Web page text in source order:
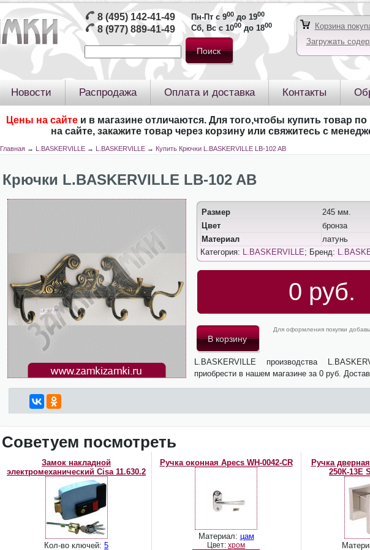
8 (495) 142-41-49
8 (977) 889-41-49
Пн-Пт с 900до 1900
Сб, Вс с 1000до 1800
Корзина
Загружать
Новости Распродажа Оплата и доставка Контакты
Цены на сайте и в магазине отличаются. Для того,чтобы купить товар по
на сайте, закажите товар через корзину или свяжитесь с
Главная → L.BASKERVILLE → L.BASKERVILLE → Купить Крючки L.BASKERVILLE LB-102 AB
Крючки L.BASKERVILLE LB-102 AB
Размер
245 мм.
Цвет
бронза
Материал
латунь
Категория: L.BASKERVILLE; Бренд:
0 руб.
Для оформления покупки
L.BASKERVILLE производства
приобрести в нашем магазине за 0 руб.
Советуем посмотреть
Замок накладной
электромеханический Cisa 11.630.2
Кол-во ключей: 5
Ручка оконная Apecs WH-0042-CR
Материал: цам
Цвет: хром
Ручка
250К-13E